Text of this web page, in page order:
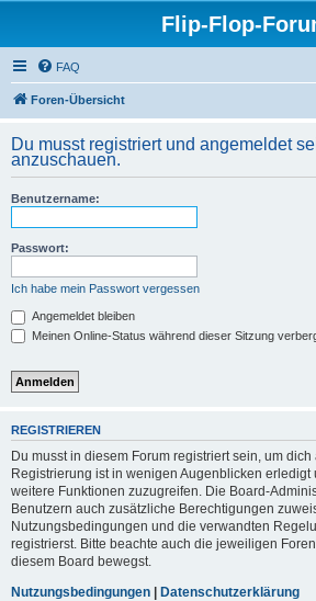
Flip-Flop-
FAQ
Foren-Übersicht
Du musst registriert und angemeldet
anzuschauen.
Benutzername:
Passwort:
Ich habe mein Passwort vergessen
Angemeldet bleiben
Meinen Online-Status während dieser Sitzung
REGISTRIEREN
Du musst in diesem Forum registriert sein, um
Registrierung ist in wenigen Augenblicken erledigt
weitere Funktionen zuzugreifen. Die Board-
Benutzern auch zusätzliche Berechtigungen
Nutzungsbedingungen und die verwandten
registrierst. Bitte beachte auch die jeweiligen
diesem Board bewegst.
Nutzungsbedingungen | Datenschutzerklärung